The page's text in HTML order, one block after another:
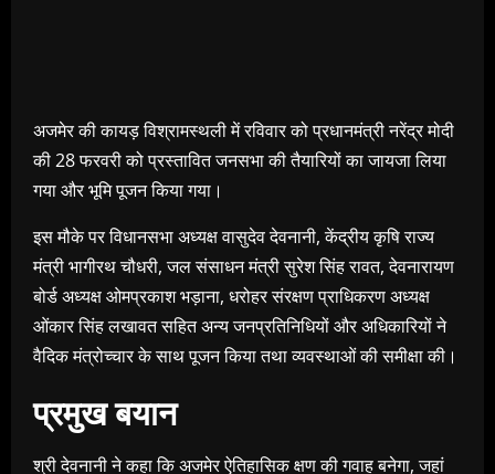
अजमेर की कायड़ विश्रामस्थली में रविवार को प्रधानमंत्री नरेंद्र मोदी
की 28 फरवरी को प्रस्तावित जनसभा की तैयारियों का जायजा लिया
गया और भूमि पूजन किया गया।
इस मौके पर विधानसभा अध्यक्ष वासुदेव देवनानी, केंद्रीय कृषि राज्य
मंत्री भागीरथ चौधरी, जल संसाधन मंत्री सुरेश सिंह रावत, देवनारायण
बोर्ड अध्यक्ष ओमप्रकाश भड़ाना, धरोहर संरक्षण प्राधिकरण अध्यक्ष
ओंकार सिंह लखावत सहित अन्य जनप्रतिनिधियों और अधिकारियों ने
वैदिक मंत्रोच्चार के साथ पूजन किया तथा व्यवस्थाओं की समीक्षा की।
प्रमुख बयान
श्री देवनानी ने कहा कि अजमेर ऐतिहासिक क्षण की गवाह बनेगा, जहां